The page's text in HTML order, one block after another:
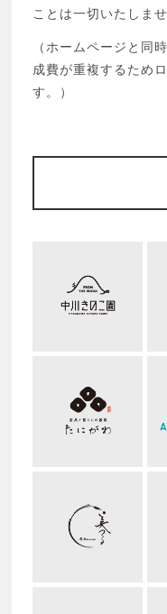
ことは一切いたしませ
（ホームページと同
成費が重複するため
す。）